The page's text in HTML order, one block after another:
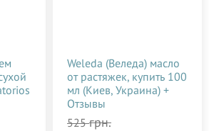
Weleda (Веледа) масло
от растяжек, купить 100
мл (Киев, Украина) +
Отзывы
525грн.